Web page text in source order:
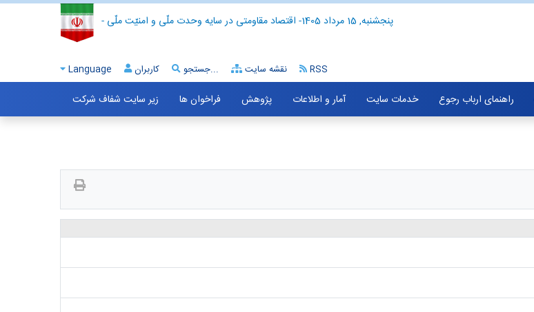
- اقتصاد مقاومتی در سایه وحدت ملّی و امنیّت ملّی - پنجشنبه, 15 مرداد 1405
Language کاربران جستجو... نقشه سایت RSS
راهنمای ارباب رجوع خدمات سایت آمار و اطلاعات پژوهش فراخوان ها
زیر سایت شفاف شرکت